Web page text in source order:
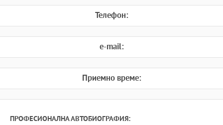
Телефон:
e-mail:
Приемно време:
ПРОФЕСИОНАЛНА АВТОБИОГРАФИЯ: